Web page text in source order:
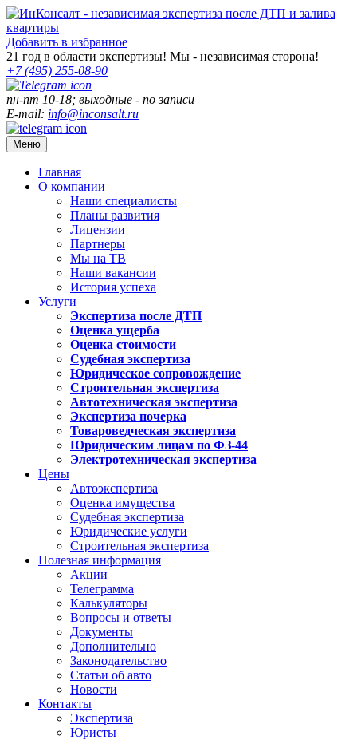
Добавить в избранное
21 год в области экспертизы! Мы - независимая сторона!
+7 (495) 255-08-90
пн-пт 10-18; выходные - по записи
E-mail: info@inconsalt.ru
Меню
Главная
О компании
Наши специалисты
Планы развития
Лицензии
Партнеры
Мы на ТВ
Наши вакансии
История успеха
Услуги
Экспертиза после ДТП
Оценка ущерба
Оценка стоимости
Судебная экспертиза
Юридическое сопровождение
Строительная экспертиза
Автотехническая экспертиза
Экспертиза почерка
Товароведческая экспертиза
Юридическим лицам по ФЗ-44
Электротехническая экспертиза
Цены
Автоэкспертиза
Оценка имущества
Судебная экспертиза
Юридические услуги
Строительная экспертиза
Полезная информация
Акции
Телеграмма
Калькуляторы
Вопросы и ответы
Документы
Дополнительно
Законодательство
Статьи об авто
Новости
Контакты
Экспертиза
Юристы